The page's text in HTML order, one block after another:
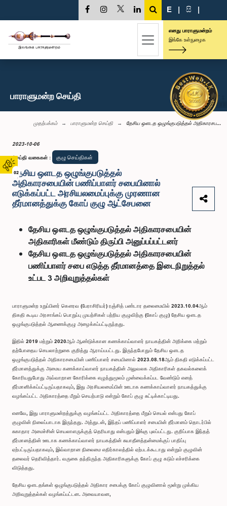
02
E | සි |
எனது பாராளுமன்றம்
இங்கே உள்நுழைக
பாராளுமன்ற செய்தி
முதற்பக்கம் பாராளுமன்ற செய்தி தேசிய ஒளடத ஒழுங்குபடுத்தல் அதிகாரசப...
2023-10-06
செய்தி வகைகள் : குழு செய்திகள்
தேசிய ஒளடத ஒழுங்குபடுத்தல்
அதிகாரசபையின் பணிப்பாளர் சபையினால்
எடுக்கப்பட்ட அரசியலமைப்புக்கு முரணான
தீர்மானத்துக்கு கோப் குழு ஆட்சேபனை
தேசிய ஔடத ஒழுங்குபடுத்தல் அதிகாரசபையின்
அதிகாரிகள் மீண்டும் திருப்பி அனுப்பப்பட்டனர்
தேசிய ஔடத ஒழுங்குபடுத்தல் அதிகாரசபையின்
பணிப்பாளர் சபை எடுத்த தீர்மானத்தை இடைநிறுத்தல்
உட்பட 3 அறிவுறுத்தல்கள்
பாராளுமன்ற உறுப்பினர் கௌரவ (பேராசிரியர்) ரஞ்சித் பண்டார தலைமையில் 2023.10.04ஆம்
திகதி கூடிய அரசாங்கப் பொறுப்பு முயற்சிகள் பற்றிய குழுவிற்கு (கோப் குழு) தேசிய ஔடத
ஒழுங்குபடுத்தல் ஆணைக்குழு அழைக்கப்பட்டிருந்தது.
இதில் 2019 மற்றும் 2020ஆம் ஆண்டுக்கான கணக்காய்வாளர் நாயகத்தின் அறிக்கை மற்றும்
தற்போதைய செயலாற்றுகை குறித்து ஆராய்பபட்டது. இருந்தபோதும் தேசிய ஔடத
ஒழுங்குபடுத்தல் அதிகாரசபையின் பணிப்பாளர் சபையினால் 2023.08.18ஆம் திகதி எடுக்கப்பட்ட
தீர்மானத்துக்கு அமைய கணக்காய்வாளர் நாயகத்தின் அலுவலக அதிகாரிகள் தகவல்களைக்
கோரியதுபோது அவ்வாறான கோரிக்கை எழுத்துமூலம் முன்வைக்கப்பட வேண்டும் எனத்
தீர்மானிக்கப்பட்டிருப்பதாகவும், இது அரசியலமைப்பின் ஊடாக கணக்காய்வாளர் நாயகத்துக்கு
வழங்கப்பட்ட அதிகாரத்தை மீறும் செயற்பாடு என்றும் கோப் குழு சுட்டிக்காட்டியது.
எனவே, இது பாராளுமன்றத்துக்கு வழங்கப்பட்ட அதிகாரத்தை மீறும் செயல் என்பது கோப்
குழுவின் நிலைப்பாடாக இருந்தது. அத்துடன், இந்தப் பணிப்பாளர் சபையின் தீர்மானம் தொடர்பில்
சுகாதார அமைச்சின் செயலாளருக்குத் தெரியாது என்பதும் இங்கு புலப்பட்டது. குறிப்பாக இந்தத்
தீர்மானத்தின் ஊடாக கணக்காய்வாளர் நாயகத்தின் சுயாதீனத்தன்மைக்குப் பாதிப்பு
ஏற்பட்டிருப்பதாகவும், இவ்வாறான நிலைமை எதிர்காலத்தில் ஏற்படக்கூடாது என்றும் குழுவின்
தலைவர் தெரிவித்தார். வருகை தந்திருந்த அதிகாரிகளுக்கு கோப் குழு கடும் எச்சரிக்கை
விடுத்தது.
தேசிய ஔடதங்கள் ஒழுங்குபடுத்தல் அதிகார சபைக்கு கோப் குழுவினால் மூன்று முக்கிய
அறிவுறுத்தல்கள் வழங்கப்பட்டன. அவையாவன,